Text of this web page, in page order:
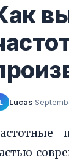
L Lucas·